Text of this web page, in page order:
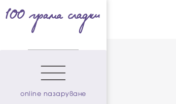
online пазаруване